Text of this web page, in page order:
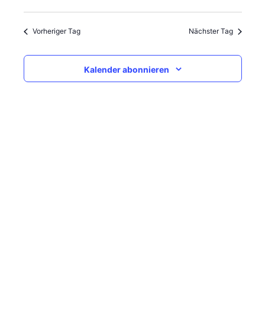
2026
und
wählen.
Vorheriger Tag Nächster Tag
Kalender abonnieren